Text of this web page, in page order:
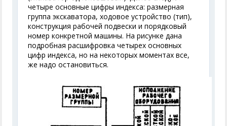
четыре основные цифры индекса: размерная
группа экскаватора, ходовое устройство (тип),
конструкция рабочей подвески и порядковый
номер конкретной машины. На рисунке дана
подробная расшифровка четырех основных
цифр индекса, но на некоторых моментах все,
же надо остановиться.